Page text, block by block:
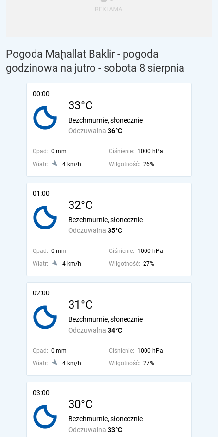
Pogoda Maḩallat Baklir - pogoda
godzinowa na jutro - sobota 8 sierpnia
00:00
33°C
Odczuwalna 36°C
Bezchmurnie, słonecznie
Opad: 0 mm Ciśnienie: 1000 hPa
Wiatr:
4 km/h Wilgotność: 26%
01:00
32°C
Odczuwalna 35°C
Bezchmurnie, słonecznie
Opad: 0 mm Ciśnienie: 1000 hPa
Wiatr:
4 km/h Wilgotność: 27%
02:00
31°C
Odczuwalna 34°C
Bezchmurnie, słonecznie
Opad: 0 mm Ciśnienie: 1000 hPa
Wiatr:
4 km/h Wilgotność: 27%
03:00
30°C
Odczuwalna 33°C
Bezchmurnie, słonecznie